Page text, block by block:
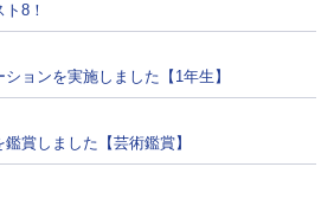
8！
ョンを実施しました【1年生】
賞しました【芸術鑑賞】